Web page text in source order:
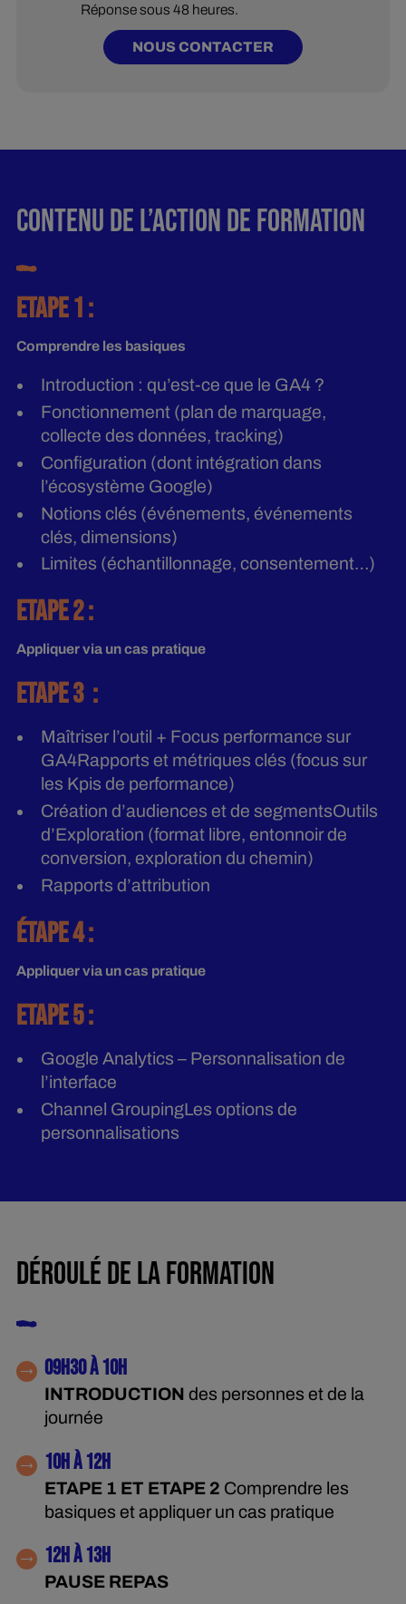
Réponse sous 48 heures.
NOUS CONTACTER
CONTENU DE L’ACTION DE FORMATION
ETAPE 1 :
Comprendre les basiques
Introduction : qu’est-ce que le GA4 ?
Fonctionnement (plan de marquage,
collecte des données, tracking)
Configuration (dont intégration dans
l’écosystème Google)
Notions clés (événements, événements
clés, dimensions)
Limites (échantillonnage, consentement…)
ETAPE 2 :
Appliquer via un cas pratique
ETAPE 3 :
Maîtriser l’outil + Focus performance sur
GA4Rapports et métriques clés (focus sur
les Kpis de performance)
Création d’audiences et de segmentsOutils
d’Exploration (format libre, entonnoir de
conversion, exploration du chemin)
Rapports d’attribution
ÉTAPE 4 :
Appliquer via un cas pratique
ETAPE5 :
Google Analytics – Personnalisation de
l’interface
Channel GroupingLes options de
personnalisations
DÉROULÉ DE LA FORMATION
09H30 À 10H
INTRODUCTION des personnes et de la
journée
10H À 12H
ETAPE 1 ET ETAPE 2 Comprendre les
basiques et appliquer un cas pratique
12H À 13H
PAUSE REPAS